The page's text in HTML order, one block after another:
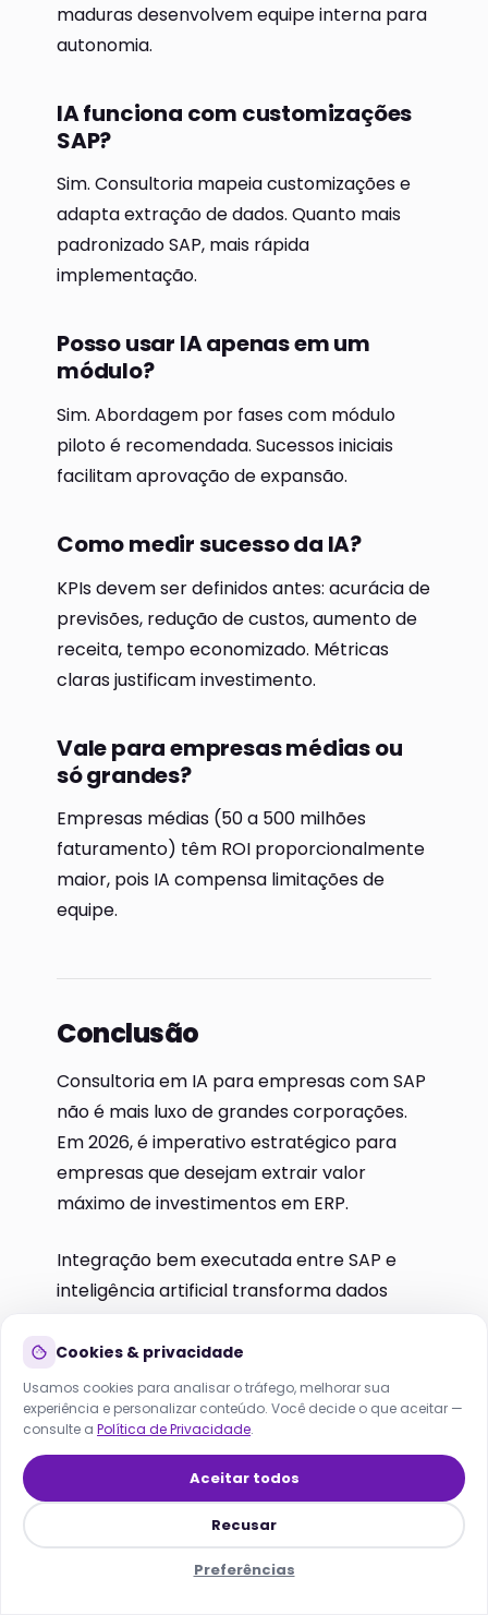
maduras desenvolvem equipe interna para
autonomia.
IA funciona com customizações
SAP?
Sim. Consultoria mapeia customizações e
adapta extração de dados. Quanto mais
padronizado SAP, mais rápida
implementação.
Posso usar IA apenas em um
módulo?
Sim. Abordagem por fases com módulo
piloto é recomendada. Sucessos iniciais
facilitam aprovação de expansão.
Como medir sucesso da IA?
KPIs devem ser definidos antes: acurácia de
previsões, redução de custos, aumento de
receita, tempo economizado. Métricas
claras justificam investimento.
Vale para empresas médias ou
só grandes?
Empresas médias (50 a 500 milhões
faturamento) têm ROI proporcionalmente
maior, pois IA compensa limitações de
equipe.
Conclusão
Consultoria em IA para empresas com SAP
não é mais luxo de grandes corporações.
Em 2026, é imperativo estratégico para
empresas que desejam extrair valor
máximo de investimentos em ERP.
Integração bem executada entre SAP e
inteligência artificial transforma dados
mensurável: redução de custos, aumento
de receita e decisões mais rápidas e
precisas.
Empresas que postergam adoção de IA em
ambientes SAP correm risco de
obsolescência competitiva. Momento de
Lana
Online agora · responde em segundos
Cookies & privacidade
Usamos cookies para analisar o tráfego, melhorar sua
experiência e personalizar conteúdo. Você decide o que aceitar —
consulte a Política de Privacidade.
Recusar
Preferências
Aceitar todos